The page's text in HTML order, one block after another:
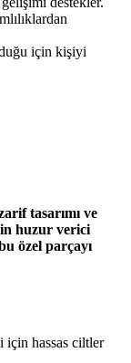
için kişiyi
tasarımı ve
huzur verici
özel parçayı
için hassas ciltler